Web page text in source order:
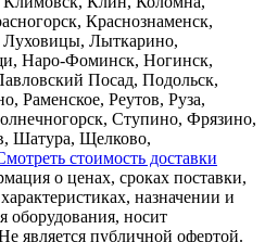
Краснознаменск,
Лыткарино,
Наро-Фоминск, Ногинск,
Посад, Подольск,
Реутов, Руза,
Ступино, Фрязино,
Шатура, Щелково,
стоимость доставки
о ценах, сроках поставки,
назначении и
оборудования, носит
является публичной офертой.